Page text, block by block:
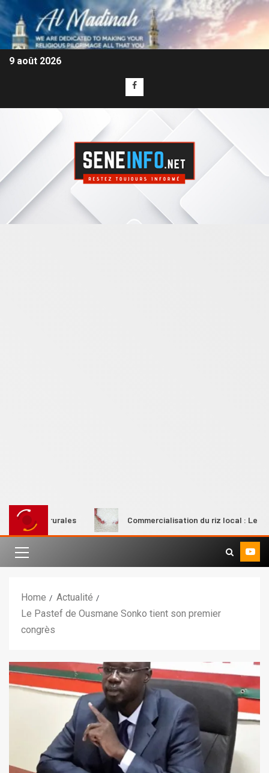
9 août 2026
rurales Commercialisation du riz local : Le Premier
Home
Actualité
Le Pastef de Ousmane Sonko tient son premier
congrès